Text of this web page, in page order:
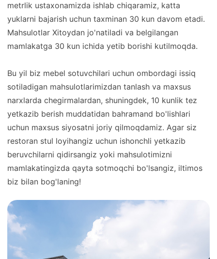
metrlik ustaxonamizda ishlab chiqaramiz, katta
yuklarni bajarish uchun taxminan 30 kun davom etadi.
Mahsulotlar Xitoydan jo'natiladi va belgilangan
mamlakatga 30 kun ichida yetib borishi kutilmoqda.
Bu yil biz mebel sotuvchilari uchun ombordagi issiq
sotiladigan mahsulotlarimizdan tanlash va maxsus
narxlarda chegirmalardan, shuningdek, 10 kunlik tez
yetkazib berish muddatidan bahramand bo'lishlari
uchun maxsus siyosatni joriy qilmoqdamiz. Agar siz
restoran stul loyihangiz uchun ishonchli yetkazib
beruvchilarni qidirsangiz yoki mahsulotimizni
mamlakatingizda qayta sotmoqchi bo'lsangiz, iltimos
biz bilan bog'laning!